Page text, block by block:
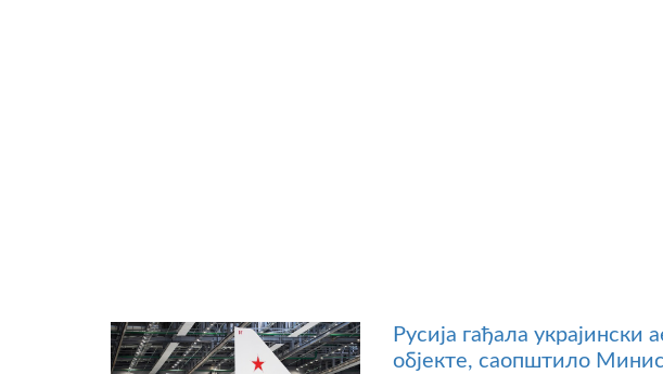
Русија гађала
објекте, саопштило